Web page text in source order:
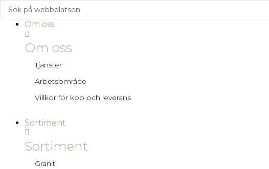
Om oss
Om oss
Tjänster
Arbetsområde
Villkor för köp och leverans
Sortiment
Sortiment
Granit